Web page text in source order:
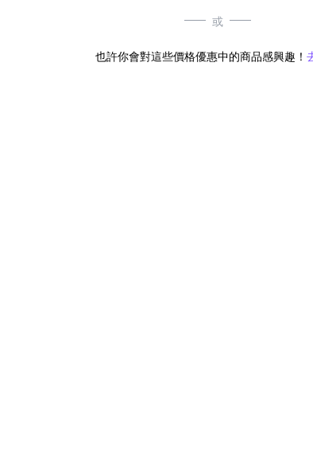
或
也許你會對這些價格優惠中的商品感興趣！